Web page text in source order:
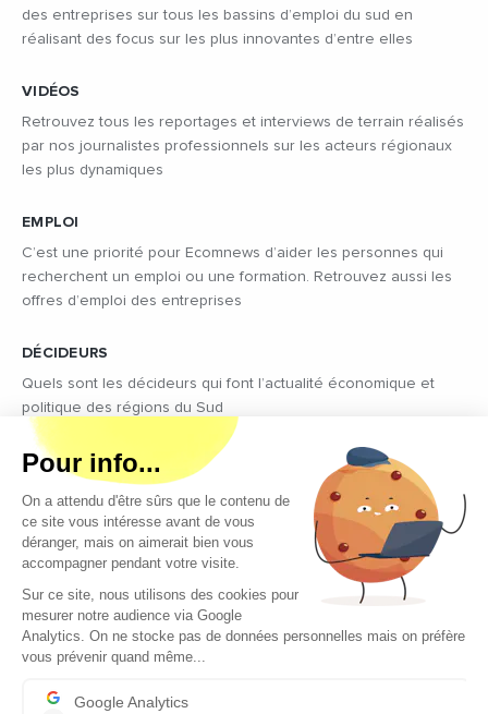
des entreprises sur tous les bassins d’emploi du sud en
réalisant des focus sur les plus innovantes d’entre elles
VIDÉOS
Retrouvez tous les reportages et interviews de terrain réalisés
par nos journalistes professionnels sur les acteurs régionaux
les plus dynamiques
EMPLOI
C’est une priorité pour Ecomnews d’aider les personnes qui
recherchent un emploi ou une formation. Retrouvez aussi les
offres d’emploi des entreprises
DÉCIDEURS
Quels sont les décideurs qui font l’actualité économique et
politique des régions du Sud
Copyright © 2026 - Tous droits réservés
Qui sommes-nous ?
Contact
Conditions générales d’utilisation